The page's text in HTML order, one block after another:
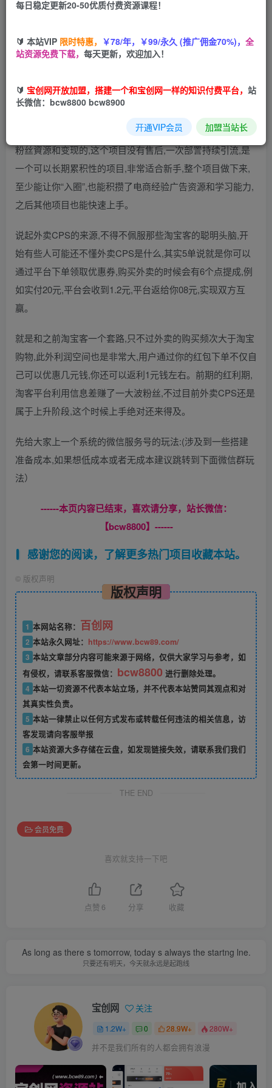
变现等几个方面简介,项目不错,小白也能月入过万(本文非广
有足够的耐心去做一件事情,特別是打箅靠—个项目快速积累
粉丝資源和变现的,这个项目没有售后,一次部詈持续引流,是
一个可以长期累积性的项目,非常适合新手,整个项目做下来,
至少能让你“入圈”,也能积攒了电商经验广告资源和学习能力,
之后其他项目也能快速上手。
说起外卖CPS的来源,不得不佩服那些淘宝客的聪明头脑,开
始有些人可能还不懂外卖CPS是什么,其实5单说就是你可以
通过平台下单领取优惠券,购买外卖的时候会有6个点提成,例
如实付20元,平台会收到1.2元,平台返给你08元,实现双方互
赢。
就是和之前淘宝客一个套路,只不过外卖的购买频次大于淘宝
购物,此外利润空间也是非常大,用户通过你的红包下单不仅自
己可以优惠几元钱,你还可以返利1元钱左右。前期的红利期,
淘客平台利用信息差赚了一大波粉丝,不过目前外卖CPS还是
属于上升阶段,这个时候上手绝对还来得及。
先给大家上一个系统的微信服务号的玩法:(涉及到一些搭建
准备成本,如果想低成本或者无成本建议跳转到下面微信群玩
法）
------本页内容已结束，喜欢请分享，站长微信：
【bcw8800】------
感谢您的阅读，了解更多热门项目收藏本站。
© 版权声明
版权声明
1 本网站名称： 百创网
2 本站永久网址： https://www.bcw89.com/
3 本站文章部分内容可能来源于网络，仅供大家学习与参考，如
有侵权，请联系客服微信： bcw8800 进行删除处理。
4 本站一切资源不代表本站立场，并不代表本站赞同其观点和对
其真实性负责。
5 本站一律禁止以任何方式发布或转载任何违法的相关信息，访
客发现请向客服举报
6 本站资源大多存储在云盘，如发现链接失效，请联系我们我们
会第一时间更新。
THE END
会员免费
喜欢就支持一下吧
点赞 6 分享 收藏
As long as there s tomorrow, today s always the startng lne.
只要还有明天，今天就永远是起跑线
宝创网 关注
1.2W+ 0 28.9W+ 280W+
并不是我们所有的人都会拥有浪漫
每日稳定更新20-50优质付费资源课程！
🔰 本站VIP 限时特惠， ￥78/年，￥99/永久 (推广佣金70%)， 全
站资源免费下载， 每天更新，欢迎加入！
🔰 宝创网开放加盟，搭建一个和宝创网一样的知识付费平台， 站
长微信：bcw8800 bcw8900
开通VIP会员 加盟当站长